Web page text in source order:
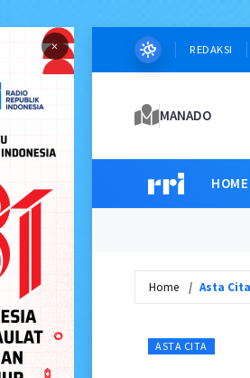
× REDAKSI
MANADO
HOME
Home Asta Cita
ASTA CITA